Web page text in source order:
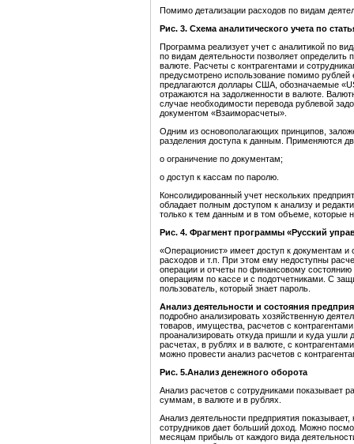
Помимо детализации расходов по видам
Рис. 3. Схема аналитического учета по
Программа реализует учет с аналитикой по
по видам деятельности позволяет
валюте. Расчеты с контрагентами и
предусмотрено использование помимо
предлагаются доллары США, обозначаемые
отражаются на задолженности в валюте.
случае необходимости перевода рублевой
документом «Взаиморасчеты».
Одним из основополагающих принципов,
разделения доступа к данным. Применяются
o ограничение по документам;
o доступ к кассам по паролю.
Консолидированный учет нескольких
обладает полным доступом к анализу и
только к тем данным и в том объеме,
Рис. 4. Фрагмент программы «Русский
«Операционист» имеет доступ к документам
расходов и т.п. При этом ему недоступны
операции и отчеты по финансовому состоянию
операциям по кассе и с подотчетниками. С
пользователь, который знает пароль.
Анализ деятельности и состояния
подробно анализировать хозяйственную
товаров, имущества, расчетов с
проанализировать откуда пришли и куда
расчетах, в рублях и в валюте, с
можно провести анализ расчетов с
Рис. 5.Анализ денежного оборота
Анализ расчетов с сотрудниками показывает
суммам, в валюте и в рублях.
Анализ деятельности предприятия
сотрудников дает больший доход. Можно
месяцам прибыль от каждого вида